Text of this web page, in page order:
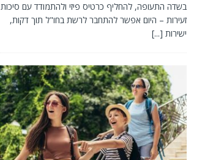
בשדה התעופה, להחליף כרטיס פיזי ולהתמודד עם סיכות
זעירות – היום אפשר להתחבר לרשת בחו"ל תוך דקות,
ישירות [...]